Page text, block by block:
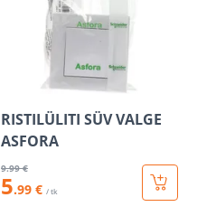
RISTILÜLITI SÜV VALGE
ASFORA
9.99 €
5.99 € / tk